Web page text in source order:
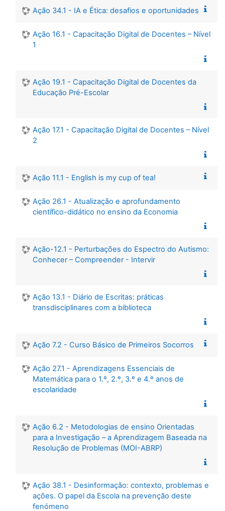
Ação 34.1 - IA e Ética: desafios e oportunidades
Ação 16.1 - Capacitação Digital de Docentes – Nível
1
Ação 19.1 - Capacitação Digital de Docentes da
Educação Pré-Escolar
Ação 17.1 - Capacitação Digital de Docentes – Nível
2
Ação 11.1 - English is my cup of tea!
Ação 26.1 - Atualização e aprofundamento
científico-didático no ensino da Economia
Ação-12.1 - Perturbações do Espectro do Autismo:
Conhecer – Compreender - Intervir
Ação 13.1 - Diário de Escritas: práticas
transdisciplinares com a biblioteca
Ação 7.2 - Curso Básico de Primeiros Socorros
Ação 27.1 - Aprendizagens Essenciais de
Matemática para o 1.º, 2.º, 3.º e 4.º anos de
escolaridade
Ação 6.2 - Metodologias de ensino Orientadas
para a Investigação – a Aprendizagem Baseada na
Resolução de Problemas (MOI-ABRP)
Ação 38.1 - Desinformação: contexto, problemas e
ações. O papel da Escola na prevenção deste
fenómeno